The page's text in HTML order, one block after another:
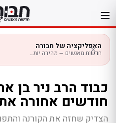
לתוכן
האפליקציה של חבורה
חדשות מאנשים — מהירה יותר בנייד
כבוד הרב ניר בן
חודשים אחורה
הצדיק שחזה את הקורנה